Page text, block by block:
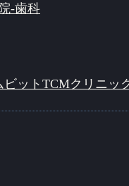
-歯科